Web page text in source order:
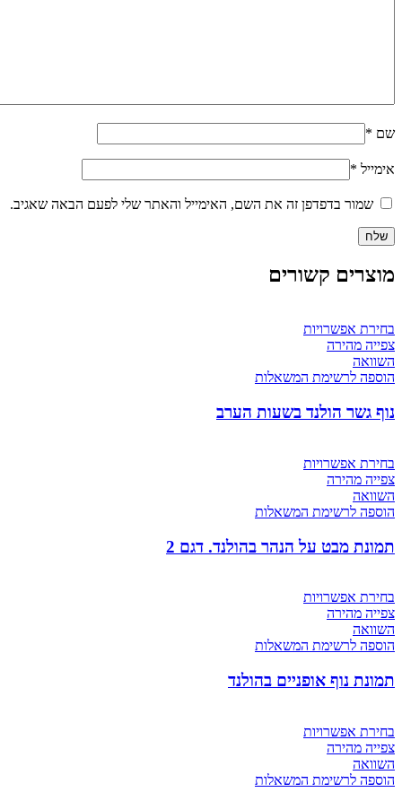
שם *
אימייל *
שמור בדפדפן זה את השם, האימייל והאתר שלי לפעם הבאה שאגיב.
מוצרים קשורים
בחירת אפשרויות
צפייה מהירה
השוואה
הוספה לרשימת המשאלות
נוף גשר הולנד בשעות הערב
בחירת אפשרויות
צפייה מהירה
השוואה
הוספה לרשימת המשאלות
תמונת מבט על הנהר בהולנד. דגם 2
בחירת אפשרויות
צפייה מהירה
השוואה
הוספה לרשימת המשאלות
תמונת נוף אופניים בהולנד
בחירת אפשרויות
צפייה מהירה
השוואה
הוספה לרשימת המשאלות